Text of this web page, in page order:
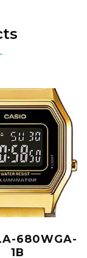
680WGA-
1B